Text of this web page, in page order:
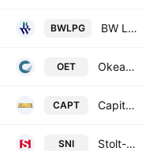
BWLPG BW LPG Limited
OET Okeanis Eco Tankers Corp.
CAPT Capital Tankers Corp.
SNI Stolt-Nielsen Limited